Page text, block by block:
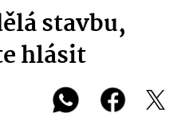
stavbu,
hlásit